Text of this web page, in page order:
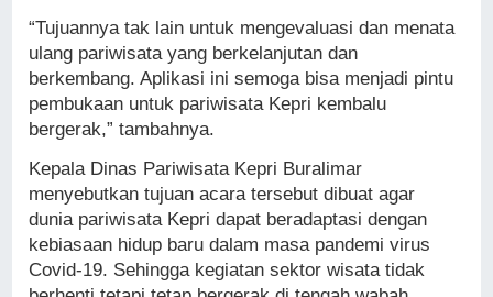
“Tujuannya tak lain untuk mengevaluasi dan menata
ulang pariwisata yang berkelanjutan dan
berkembang. Aplikasi ini semoga bisa menjadi pintu
pembukaan untuk pariwisata Kepri kembalu
bergerak,” tambahnya.
Kepala Dinas Pariwisata Kepri Buralimar
menyebutkan tujuan acara tersebut dibuat agar
dunia pariwisata Kepri dapat beradaptasi dengan
kebiasaan hidup baru dalam masa pandemi virus
Covid-19. Sehingga kegiatan sektor wisata tidak